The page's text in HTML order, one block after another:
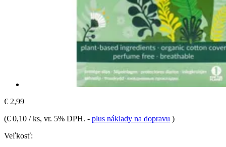
€ 2,99
(€ 0,10 / ks, vr. 5% DPH. - plus náklady na dopravu )
Veľkosť: